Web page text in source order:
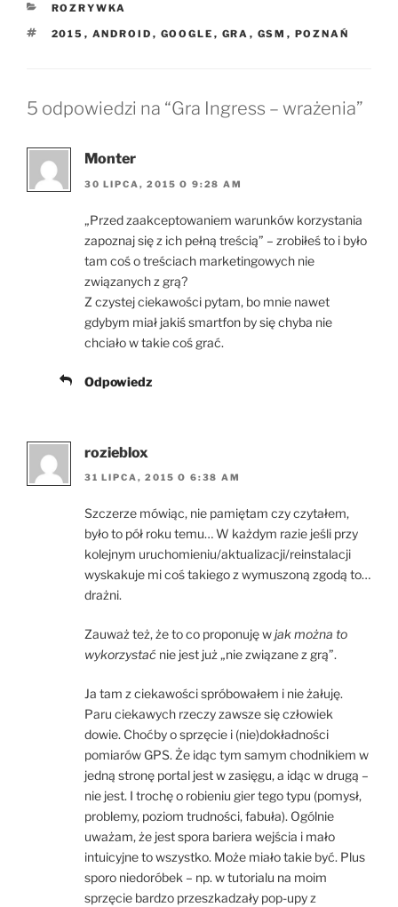
KATEGORIE
ROZRYWKA
TAGI
2015 , ANDROID , GOOGLE , GRA , GSM , POZNAŃ
5 odpowiedzi na “Gra Ingress – wrażenia”
Monter
30 LIPCA, 2015 O 9:28 AM
„Przed zaakceptowaniem warunków korzystania
zapoznaj się z ich pełną treścią” – zrobiłeś to i było
tam coś o treściach marketingowych nie
związanych z grą?
Z czystej ciekawości pytam, bo mnie nawet
gdybym miał jakiś smartfon by się chyba nie
chciało w takie coś grać.
Odpowiedz
rozieblox
31 LIPCA, 2015 O 6:38 AM
Szczerze mówiąc, nie pamiętam czy czytałem,
było to pół roku temu… W każdym razie jeśli przy
kolejnym uruchomieniu/aktualizacji/reinstalacji
wyskakuje mi coś takiego z wymuszoną zgodą to…
drażni.
Zauważ też, że to co proponuję wjak można to
wykorzystać nie jest już „nie związane z grą”.
Ja tam z ciekawości spróbowałem i nie żałuję.
Paru ciekawych rzeczy zawsze się człowiek
dowie. Choćby o sprzęcie i (nie)dokładności
pomiarów GPS. Że idąc tym samym chodnikiem w
jedną stronę portal jest w zasięgu, a idąc w drugą –
nie jest. I trochę o robieniu gier tego typu (pomysł,
problemy, poziom trudności, fabuła). Ogólnie
uważam, że jest spora bariera wejścia i mało
intuicyjne to wszystko. Może miało takie być. Plus
sporo niedoróbek – np. w tutorialu na moim
sprzęcie bardzo przeszkadzały pop-upy z